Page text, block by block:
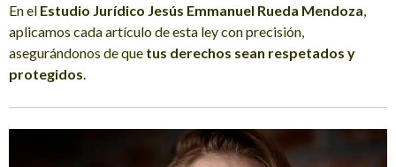
En el Estudio Jurídico Jesús Emmanuel Rueda Mendoza
aplicamos cada artículo de esta ley con precisión,
asegurándonos de que tus derechos sean respetados y
protegidos